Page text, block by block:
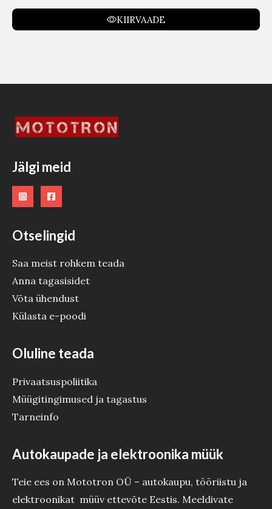
KIIRVAADE
Jälgi meid
Otselingid
Saa meist rohkem teada
Anna tagasisidet
Võta ühendust
Külasta e-poodi
Oluline teada
Privaatsuspoliitika
Müügitingimused ja tagastus
Tarneinfo
Autokaupade ja elektroonika müük
Teie ees on Mototron OÜ – autokaupu, tööriistu ja
elektroonikat müüv ettevõte Eestis. Meeldivate